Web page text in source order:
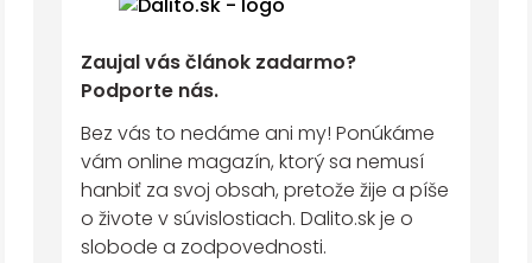
Zaujal vás článok zadarmo?
Podporte nás.
Bez vás to nedáme ani my! Ponúkáme
vám online magazín, ktorý sa nemusí
hanbiť za svoj obsah, pretože žije a píše
o živote v súvislostiach. Dalito.sk je o
slobode a zodpovednosti.